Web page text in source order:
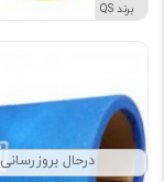
برند QS
درحال بروزرسانی